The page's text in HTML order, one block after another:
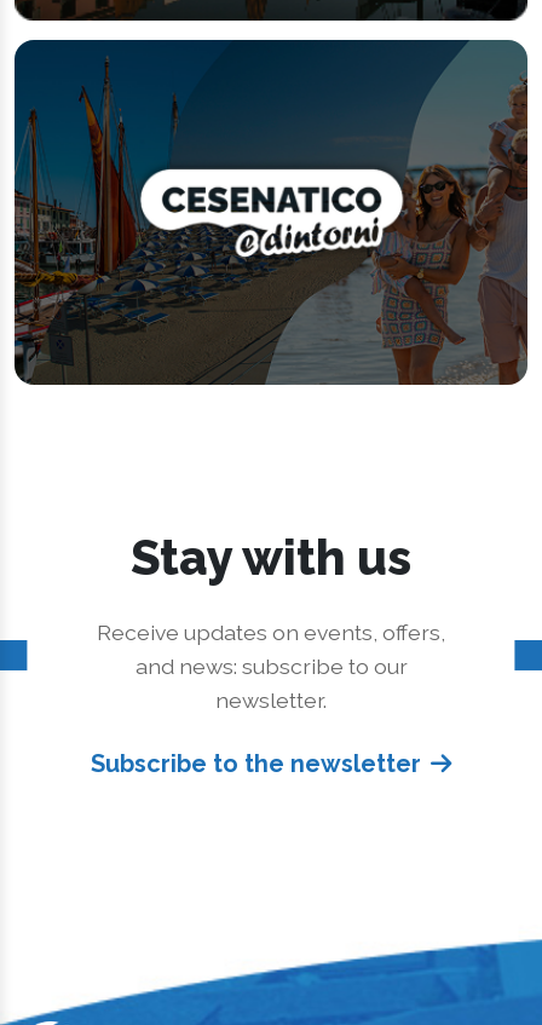
Stay with us
Receive updates on events, offers,
and news: subscribe to our
newsletter.
Subscribe to the newsletter